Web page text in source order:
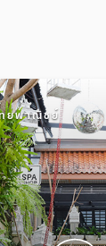
ยพาณิชย์